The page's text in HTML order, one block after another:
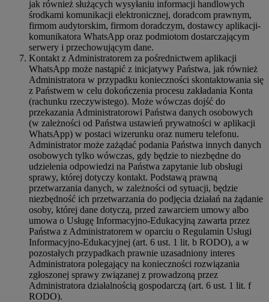
jak również służących wysyłaniu informacji handlowych
środkami komunikacji elektronicznej, doradcom prawnym,
firmom audytorskim, firmom doradczym, dostawcy aplikacji-
komunikatora WhatsApp oraz podmiotom dostarczającym
serwery i przechowującym dane.
Kontakt z Administratorem za pośrednictwem aplikacji
WhatsApp może nastąpić z inicjatywy Państwa, jak również
Administratora w przypadku konieczności skontaktowania się
z Państwem w celu dokończenia procesu zakładania Konta
(rachunku rzeczywistego). Może wówczas dojść do
przekazania Administratorowi Państwa danych osobowych
(w zależności od Państwa ustawień prywatności w aplikacji
WhatsApp) w postaci wizerunku oraz numeru telefonu.
Administrator może zażądać podania Państwa innych danych
osobowych tylko wówczas, gdy będzie to niezbędne do
udzielenia odpowiedzi na Państwa zapytanie lub obsługi
sprawy, której dotyczy kontakt. Podstawą prawną
przetwarzania danych, w zależności od sytuacji, będzie
niezbędność ich przetwarzania do podjęcia działań na żądanie
osoby, której dane dotyczą, przed zawarciem umowy albo
umowa o Usługę Informacyjno-Edukacyjną zawarta przez
Państwa z Administratorem w oparciu o Regulamin Usługi
Informacyjno-Edukacyjnej (art. 6 ust. 1 lit. b RODO), a w
pozostałych przypadkach prawnie uzasadniony interes
Administratora polegający na konieczności rozwiązania
zgłoszonej sprawy związanej z prowadzoną przez
Administratora działalnością gospodarczą (art. 6 ust. 1 lit. f
RODO).